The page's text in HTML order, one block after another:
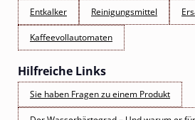
Entkalker Reinigungsmittel
Kaffeevollautomaten
Hilfreiche Links
Sie haben Fragen zu einem Produkt